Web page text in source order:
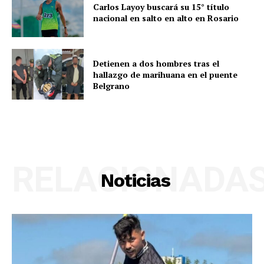
Carlos Layoy buscará su 15° título
nacional en salto en alto en Rosario
Detienen a dos hombres tras el
hallazgo de marihuana en el puente
Belgrano
Noticias